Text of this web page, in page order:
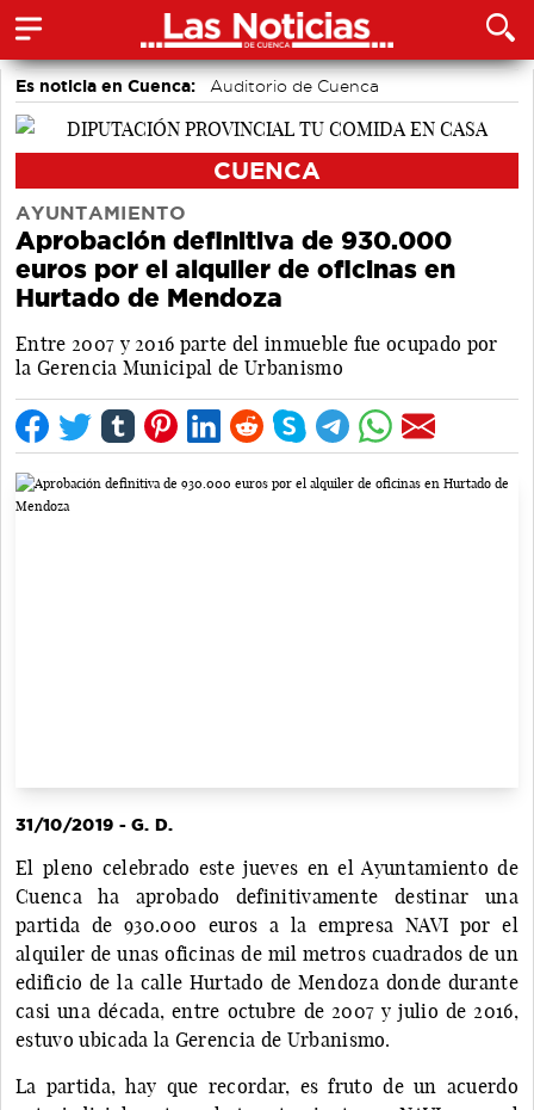
Es noticia en Cuenca: Auditorio de Cuenca
CUENCA
AYUNTAMIENTO
Aprobación definitiva de 930.000
euros por el alquiler de oficinas en
Hurtado de Mendoza
Entre 2007 y 2016 parte del inmueble fue ocupado por
la Gerencia Municipal de Urbanismo
31/10/2019 - G. D.
El pleno celebrado este jueves en el Ayuntamiento de
Cuenca ha aprobado definitivamente destinar una
partida de 930.000 euros a la empresa NAVI por el
alquiler de unas oficinas de mil metros cuadrados de un
edificio de la calle Hurtado de Mendoza donde durante
casi una década, entre octubre de 2007 y julio de 2016,
estuvo ubicada la Gerencia de Urbanismo.
La partida, hay que recordar, es fruto de un acuerdo